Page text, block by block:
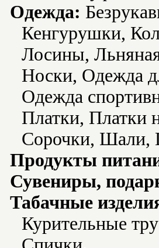
Одежда:
Кенгурушки,
Лосины,
Носки, Одежда
Одежда
Платки, Платки
Сорочки,
Продукты
Сувениры,
Табачные
Курительные